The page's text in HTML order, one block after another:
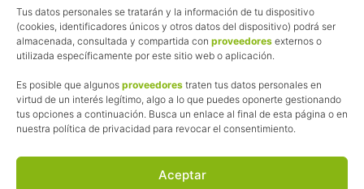
Tus datos personales se tratarán y la información de tu dispositivo
(cookies, identificadores únicos y otros datos del dispositivo) podrá ser
almacenada, consultada y compartida con proveedores externos o
utilizada específicamente por este sitio web o aplicación.
Es posible que algunos proveedores traten tus datos personales en
virtud de un interés legítimo, algo a lo que puedes oponerte gestionando
tus opciones a continuación. Busca un enlace al final de esta página o en
nuestra política de privacidad para revocar el consentimiento.
Aceptar
Afiliación
La web de Pedalesyzapatillas utiliza programas de afiliación.
¿Qué significa esto?
Cuando recomiendo algún producto, pongo enlaces a tiendas
online que utilizo y, por cada compra que realizas, me llevo
una comisión sin que a ti te cueste más dinero.
Esas comisiones me permiten seguir manteniendo esta web,
las inscripciones a muchas de las marchas para después